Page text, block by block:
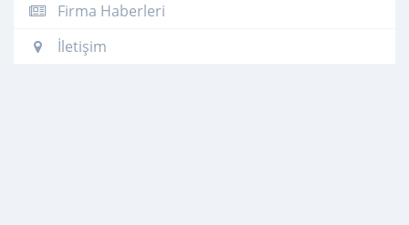
Firma Haberleri
İletişim